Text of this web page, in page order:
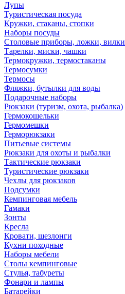
Лупы
Туристическая посуда
Кружки, стаканы, стопки
Наборы посуды
Столовые приборы, ложки, вилки
Тарелки, миски, чашки
Термокружки, термостаканы
Термосумки
Термосы
Фляжки, бутылки для воды
Подарочные наборы
Рюкзаки (туризм, охота, рыбалка)
Гермокошельки
Гермомешки
Герморюкзаки
Питьевые системы
Рюкзаки для охоты и рыбалки
Тактические рюкзаки
Туристические рюкзаки
Чехлы для рюкзаков
Подсумки
Кемпинговая мебель
Гамаки
Зонты
Кресла
Кровати, шезлонги
Кухни походные
Наборы мебели
Столы кемпинговые
Стулья, табуреты
Фонари и лампы
Батарейки